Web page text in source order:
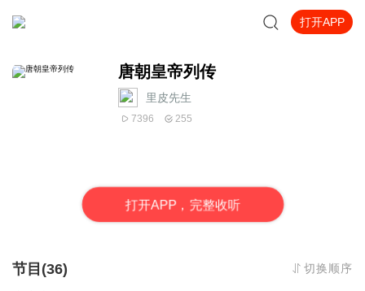
打开APP
唐朝皇帝列传
里皮先生
7396 255
打开APP，完整收听
节目(36) 切换顺序